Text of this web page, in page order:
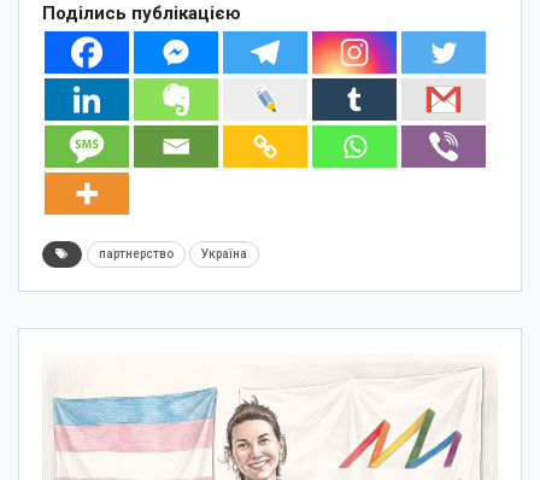
Поділись публікацією
партнерство Україна